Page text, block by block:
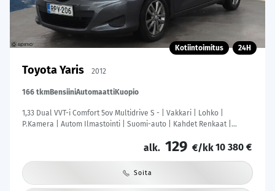
Kotiintoimitus 24H
Toyota Yaris 2012
166 tkmBensiiniAutomaattiKuopio
1,33 Dual VVT-i Comfort 5ov Multidrive S - | Vakkari | Lohko |
P.Kamera | Autom Ilmastointi | Suomi-auto | Kahdet Renkaat |
alk. 129 €/kk10 380 €
Soita